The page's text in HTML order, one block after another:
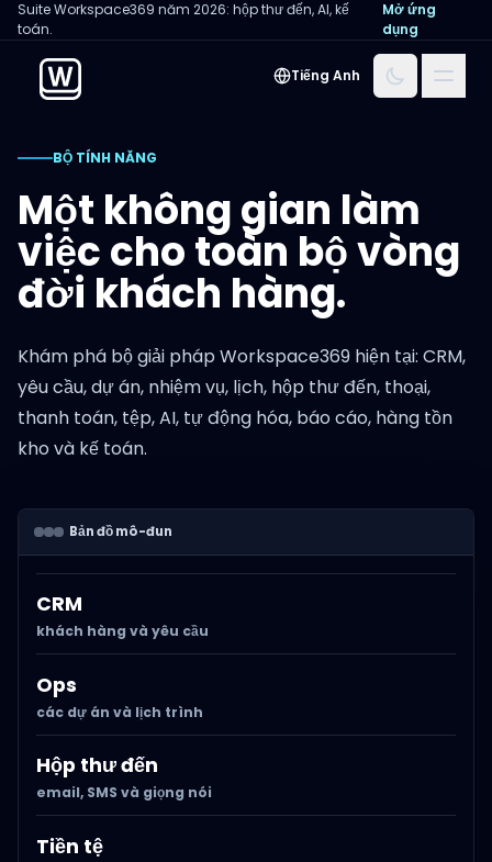
Suite Workspace369 năm 2026: hộp thư đến, AI, kế
toán.
Mở ứng
dụng
Tiếng Anh Menu
BỘ TÍNH NĂNG
Một không gian làm
việc cho toàn bộ vòng
đời khách hàng.
Khám phá bộ giải pháp Workspace369 hiện tại: CRM,
yêu cầu, dự án, nhiệm vụ, lịch, hộp thư đến, thoại,
thanh toán, tệp, AI, tự động hóa, báo cáo, hàng tồn
kho và kế toán.
Bản đồ mô-đun
CRM
khách hàng và yêu cầu
Ops
các dự án và lịch trình
Hộp thư đến
email, SMS và giọng nói
Tiền tệ